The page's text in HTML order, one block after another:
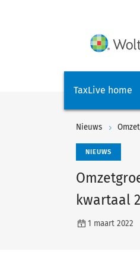
TaxLive home
Nieuws
NIEUWS
kwartaal
1 maart 2022